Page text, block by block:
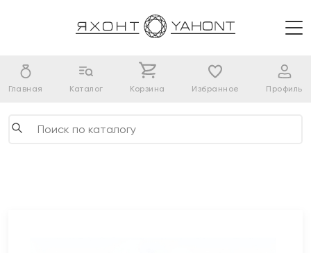
Главная Каталог Корзина Избранное Профиль